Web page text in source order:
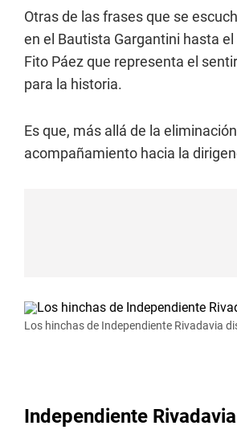
Otras de las frases que se
en el Bautista Gargantini hasta
Fito Páez que representa el
para la historia.
Es que, más allá de la
acompañamiento hacia la
Los hinchas de Independiente Rivadavia
Independiente